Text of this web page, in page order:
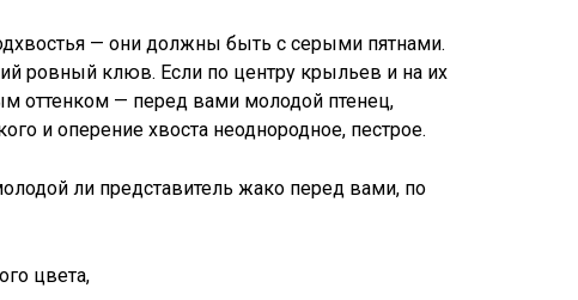
— они должны быть с серыми пятнами.
ровный клюв. Если по центру крыльев и на их
оттенком — перед вами молодой птенец,
и оперение хвоста неоднородное, пестрое.
ли представитель жако перед вами, по
цвета,